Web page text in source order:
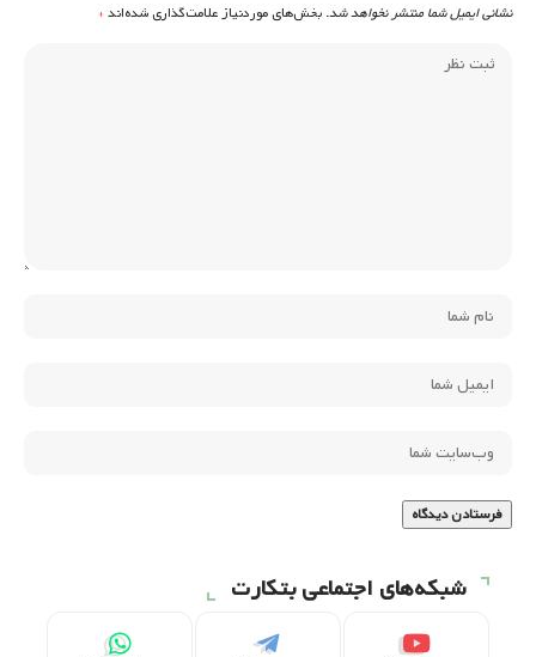
نشانی ایمیل شما منتشر نخواهد شد. بخش‌های موردنیاز علامت‌گذاری شده‌اند*
شبکه‌های اجتماعی بتکارت